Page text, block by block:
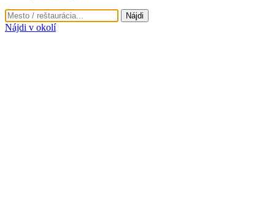
Nájdi v okolí